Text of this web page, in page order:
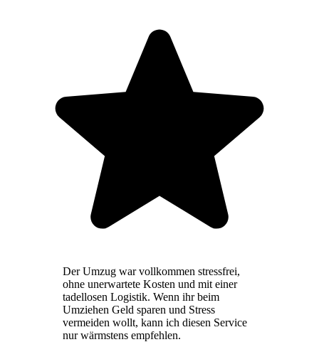
Der Umzug war vollkommen stressfrei,
ohne unerwartete Kosten und mit einer
tadellosen Logistik. Wenn ihr beim
Umziehen Geld sparen und Stress
vermeiden wollt, kann ich diesen Service
nur wärmstens empfehlen.